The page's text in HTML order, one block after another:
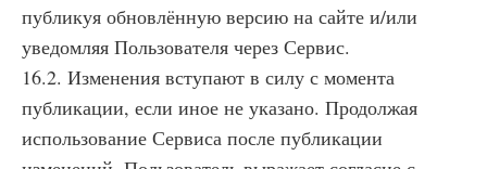
публикуя обновлённую версию на сайте и/или
уведомляя Пользователя через Сервис.
16.2. Изменения вступают в силу с момента
публикации, если иное не указано. Продолжая
использование Сервиса после публикации